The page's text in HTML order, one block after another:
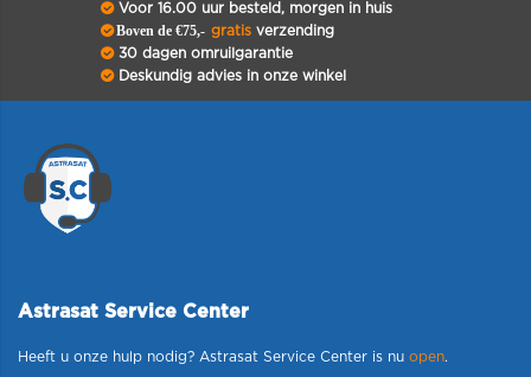
Voor 16.00 uur besteld, morgen in huis
Boven de €75,- gratisverzending
30 dagen omruilgarantie
Deskundig advies in onze winkel
Astrasat Service Center
Heeft u onze hulp nodig? Astrasat Service Center is nu open.